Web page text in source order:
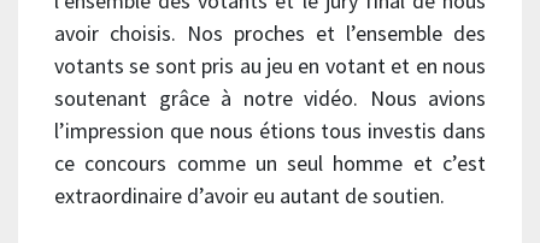
avoir choisis. Nos proches et l’ensemble des
votants se sont pris au jeu en votant et en nous
soutenant grâce à notre vidéo. Nous avions
l’impression que nous étions tous investis dans
ce concours comme un seul homme et c’est
extraordinaire d’avoir eu autant de soutien.